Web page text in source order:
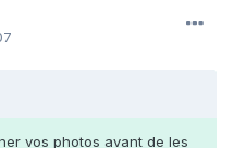
vos photos avant de les